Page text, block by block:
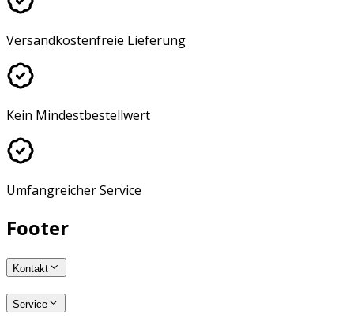
Versandkostenfreie Lieferung
Kein Mindestbestellwert
Umfangreicher Service
Footer
Kontakt
Service